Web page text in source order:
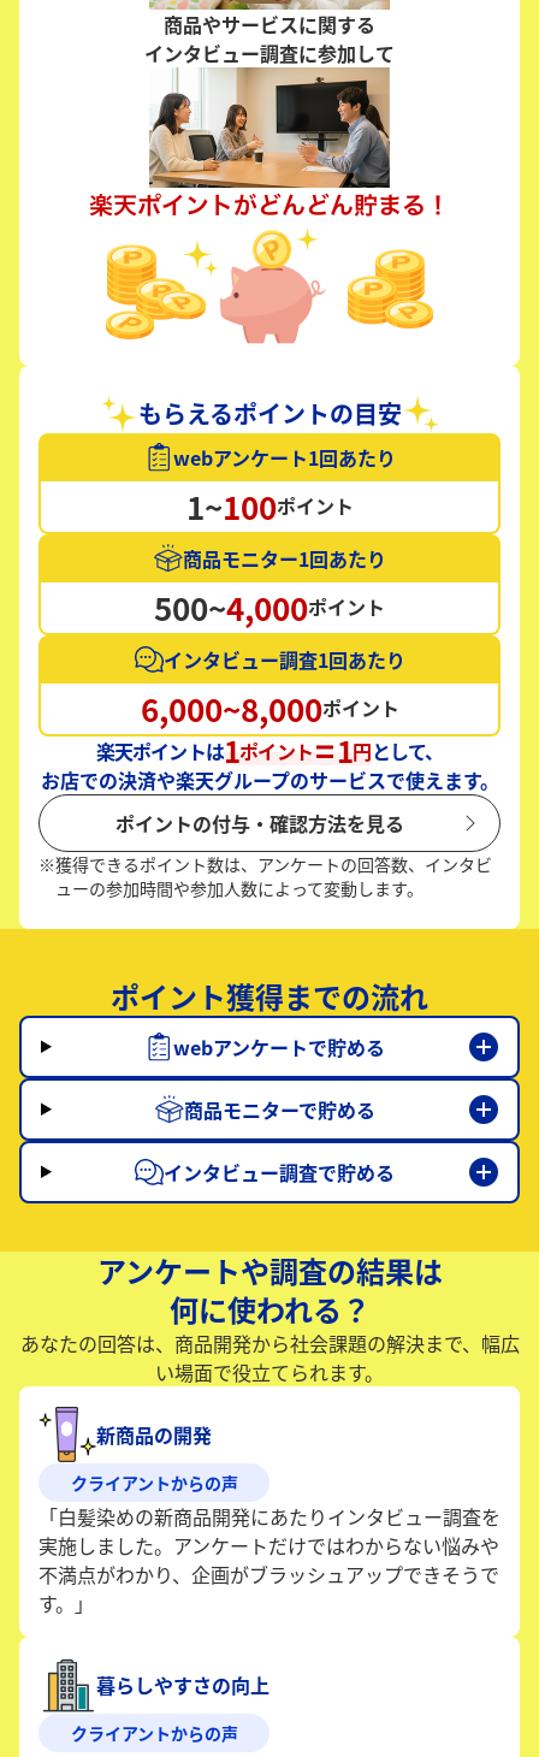
商品やサービスに関する
インタビュー調査に参加して
もらえるポイントの目安
webアンケート1回あたり
1~100ポイント
商品モニター1回あたり
500~4,000ポイント
インタビュー調査1回あたり
6,000~8,000ポイント
楽天ポイントは1ポイント 1円として、
お店での決済や楽天グループのサービスで使えます。
ポイントの付与・確認方法を見る
※獲得できるポイント数は、アンケートの回答数、インタビ
ューの参加時間や参加人数によって変動します。
ポイント獲得までの流れ
webアンケートで貯める
商品モニターで貯める
インタビュー調査で貯める
アンケートや調査の結果は
何に使われる？
あなたの回答は、商品開発から社会課題の解決まで、幅広
い場面で役立てられます。
新商品の開発
クライアントからの声
「白髪染めの新商品開発にあたりインタビュー調査を
実施しました。アンケートだけではわからない悩みや
不満点がわかり、企画がブラッシュアップできそうで
す。」
暮らしやすさの向上
クライアントからの声